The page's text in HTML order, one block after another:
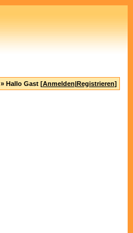
» Hallo Gast [Anmelden|Registrieren]